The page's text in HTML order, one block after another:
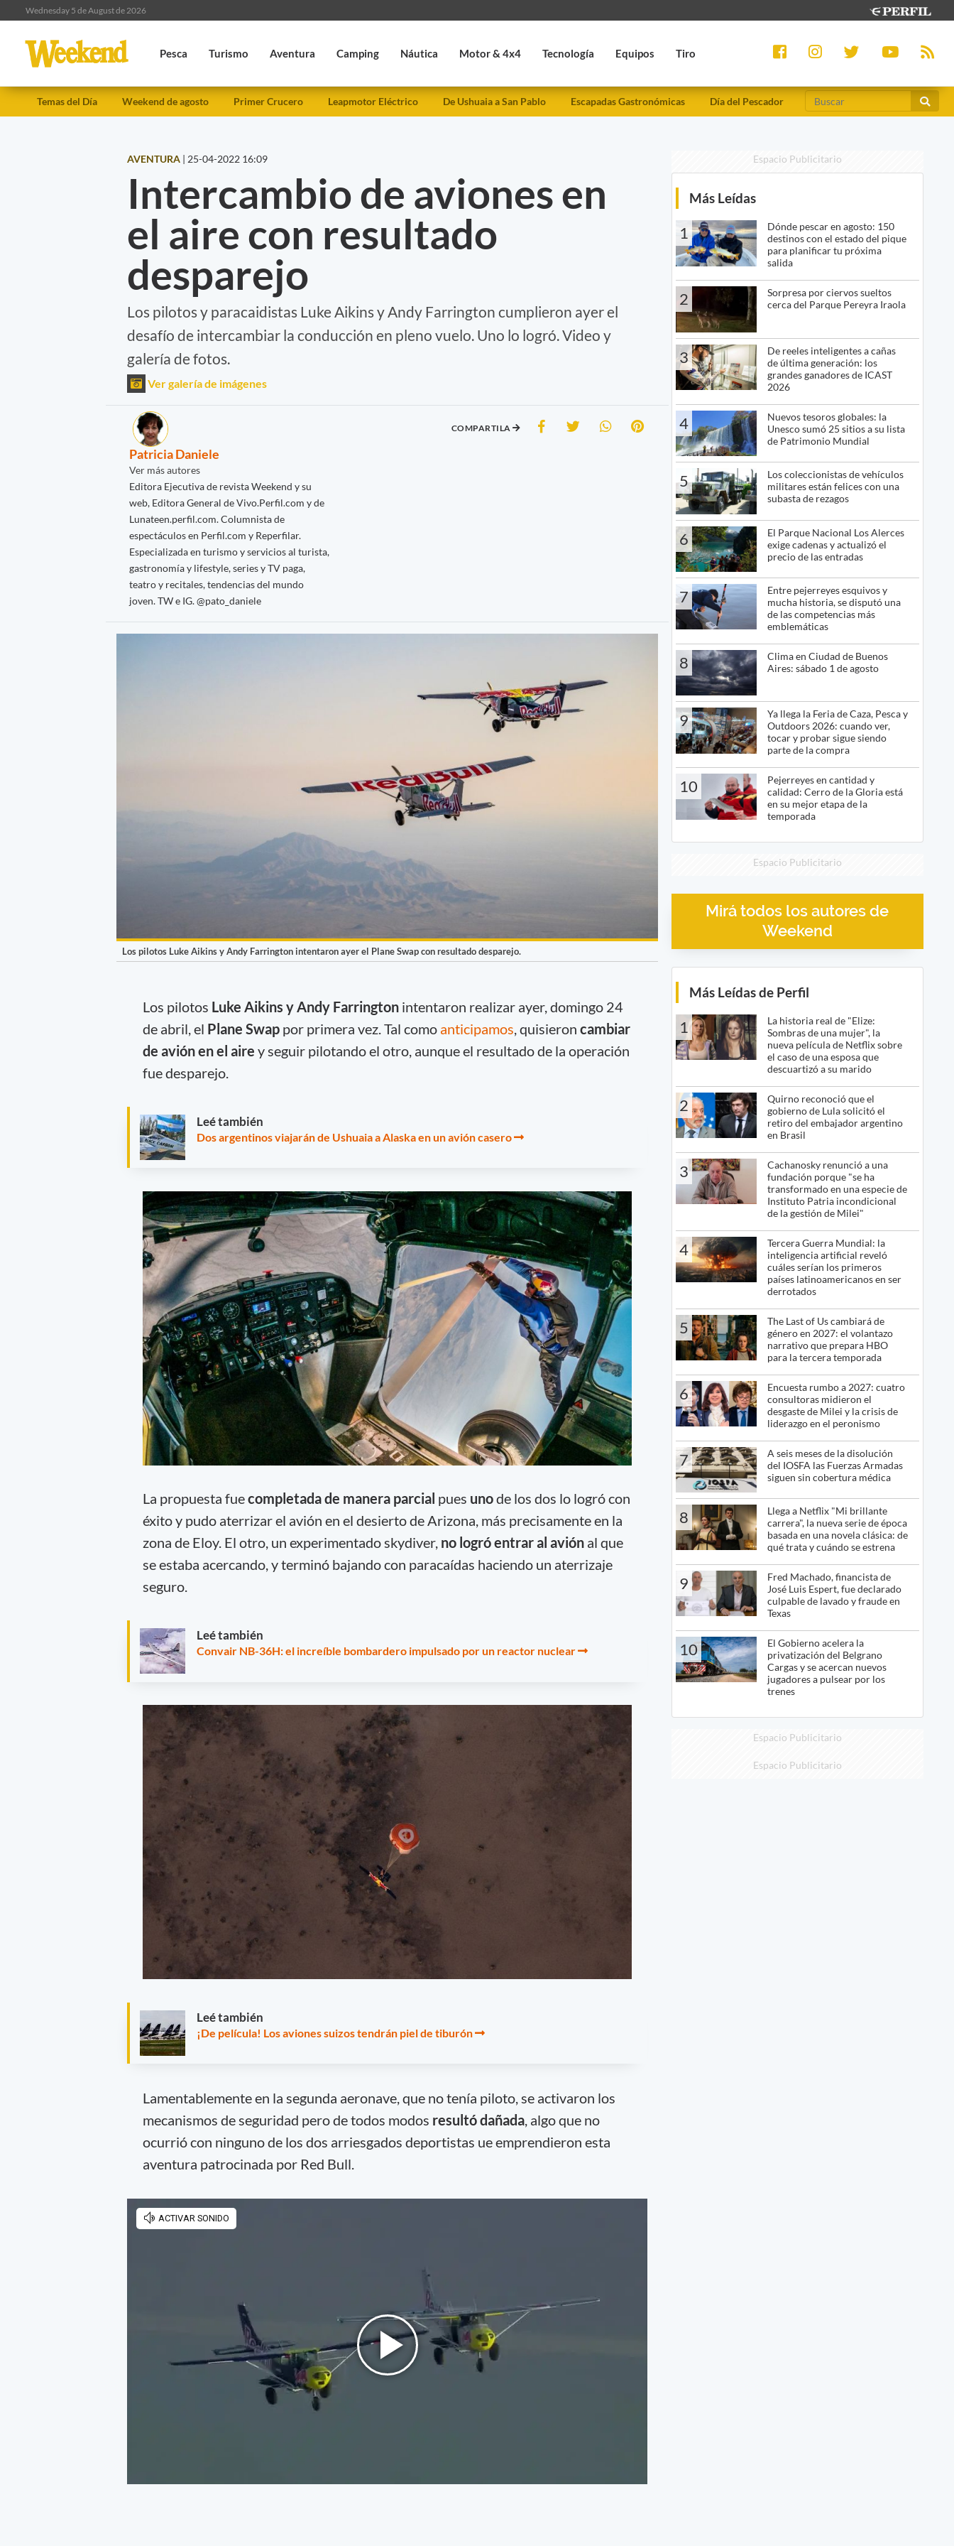
Wednesday 5 de August de 2026
Pesca Turismo Aventura Camping Náutica Motor & 4x4 Tecnología Equipos Tiro
Temas del Día Weekend de agosto Primer Crucero Leapmotor Eléctrico De Ushuaia a San Pablo Escapadas Gastronómicas Día del Pescador
AVENTURA | 25-04-2022 16:09
Intercambio de aviones en
el aire con resultado
desparejo
Los pilotos y paracaidistas Luke Aikins y Andy Farrington cumplieron ayer el
desafío de intercambiar la conducción en pleno vuelo. Uno lo logró. Video y
galería de fotos.
Ver galería de imágenes
Patricia Daniele
Ver más autores
Editora Ejecutiva de revista Weekend y su
web, Editora General de Vivo.Perfil.com y de
Lunateen.perfil.com. Columnista de
espectáculos en Perfil.com y Reperfilar.
Especializada en turismo y servicios al turista,
gastronomía y lifestyle, series y TV paga,
teatro y recitales, tendencias del mundo
joven. TW e IG. @pato_daniele
COMPARTILA
Los pilotos Luke Aikins y Andy Farrington intentaron ayer el Plane Swap con resultado desparejo.
Los pilotos Luke Aikins y Andy Farrington intentaron realizar ayer, domingo 24
de abril, el Plane Swappor primera vez. Tal como anticipamos , quisieron cambiar
de avión en el aire y seguir pilotando el otro, aunque el resultado de la operación
fue desparejo.
Leé también
Dos argentinos viajarán de Ushuaia a Alaska en un avión casero
La propuesta fuecompletada de manera parcial pues unode los dos lo logró con
éxito y pudo aterrizar el avión en el desierto de Arizona, más precisamente en la
zona de Eloy. El otro, un experimentado skydiver, no logró entrar al avión al que
se estaba acercando, y terminó bajando con paracaídas haciendo un aterrizaje
seguro.
Leé también
Convair NB-36H: el increíble bombardero impulsado por un reactor nuclear
Leé también
¡De película! Los aviones suizos tendrán piel de tiburón
Lamentablemente en la segunda aeronave, que no tenía piloto, se activaron los
mecanismos de seguridad pero de todos modos resultó dañada, algo que no
ocurrió con ninguno de los dos arriesgados deportistas ue emprendieron esta
aventura patrocinada por Red Bull.
Espacio Publicitario
Más Leídas
1
Dónde pescar en agosto: 150
destinos con el estado del pique
para planificar tu próxima
salida
2
Sorpresa por ciervos sueltos
cerca del Parque Pereyra Iraola
3
De reeles inteligentes a cañas
de última generación: los
grandes ganadores de ICAST
2026
4
Nuevos tesoros globales: la
Unesco sumó 25 sitios a su lista
de Patrimonio Mundial
5
Los coleccionistas de vehículos
militares están felices con una
subasta de rezagos
6
El Parque Nacional Los Alerces
exige cadenas y actualizó el
precio de las entradas
7
Entre pejerreyes esquivos y
mucha historia, se disputó una
de las competencias más
emblemáticas
8
Clima en Ciudad de Buenos
Aires: sábado 1 de agosto
9
Ya llega la Feria de Caza, Pesca y
Outdoors 2026: cuando ver,
tocar y probar sigue siendo
parte de la compra
10
Pejerreyes en cantidad y
calidad: Cerro de la Gloria está
en su mejor etapa de la
temporada
Espacio Publicitario
Mirá todos los autores de
Weekend
Más Leídas de Perfil
1
La historia real de "Elize:
Sombras de una mujer", la
nueva película de Netflix sobre
el caso de una esposa que
descuartizó a su marido
2
Quirno reconoció que el
gobierno de Lula solicitó el
retiro del embajador argentino
en Brasil
3
Cachanosky renunció a una
fundación porque "se ha
transformado en una especie de
Instituto Patria incondicional
de la gestión de Milei"
4
Tercera Guerra Mundial: la
inteligencia artificial reveló
cuáles serían los primeros
países latinoamericanos en ser
derrotados
5
The Last of Us cambiará de
género en 2027: el volantazo
narrativo que prepara HBO
para la tercera temporada
6
Encuesta rumbo a 2027: cuatro
consultoras midieron el
desgaste de Milei y la crisis de
liderazgo en el peronismo
7
A seis meses de la disolución
del IOSFA las Fuerzas Armadas
siguen sin cobertura médica
8
Llega a Netflix "Mi brillante
carrera", la nueva serie de época
basada en una novela clásica: de
qué trata y cuándo se estrena
9
Fred Machado, financista de
José Luis Espert, fue declarado
culpable de lavado y fraude en
Texas
10
El Gobierno acelera la
privatización del Belgrano
Cargas y se acercan nuevos
jugadores a pulsear por los
trenes
Espacio Publicitario
Espacio Publicitario